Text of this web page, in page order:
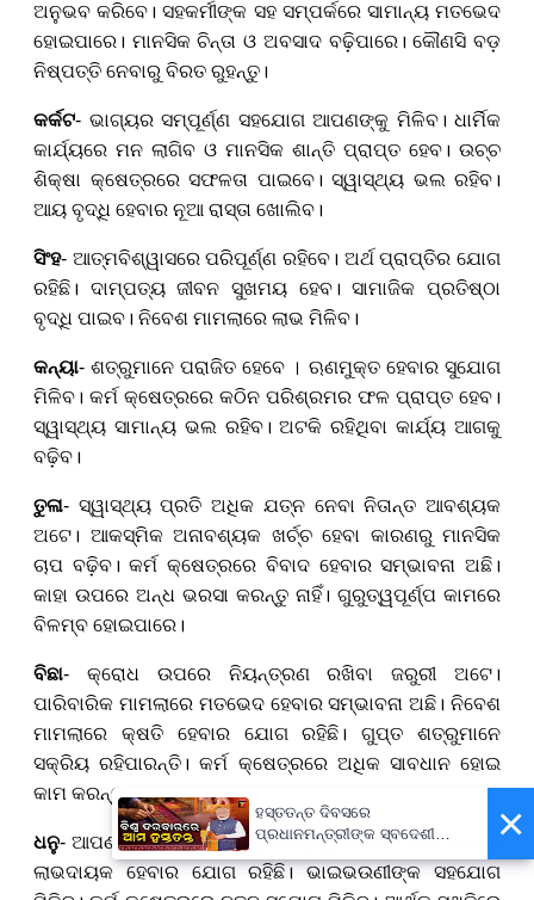
ଅନୁଭବ କରିବେ। ସହକର୍ମୀଙ୍କ ସହ ସମ୍ପର୍କରେ ସାମାନ୍ୟ ମତଭେଦ
ହୋଇପାରେ। ମାନସିକ ଚିନ୍ତା ଓ ଅବସାଦ ବଢ଼ିପାରେ। କୌଣସି ବଡ଼
ନିଷ୍ପତ୍ତି ନେବାରୁ ବିରତ ରୁହନ୍ତୁ।
କର୍କଟ- ଭାଗ୍ୟର ସମ୍ପୂର୍ଣ୍ଣ ସହଯୋଗ ଆପଣଙ୍କୁ ମିଳିବ। ଧାର୍ମିକ
କାର୍ଯ୍ୟରେ ମନ ଲାଗିବ ଓ ମାନସିକ ଶାନ୍ତି ପ୍ରାପ୍ତ ହେବ। ଉଚ୍ଚ
ଶିକ୍ଷା କ୍ଷେତ୍ରରେ ସଫଳତା ପାଇବେ। ସ୍ୱାସ୍ଥ୍ୟ ଭଲ ରହିବ।
ଆୟ ବୃଦ୍ଧି ହେବାର ନୂଆ ରାସ୍ତା ଖୋଲିବ ।
ସିଂହ- ଆତ୍ମବିଶ୍ୱାସରେ ପରିପୂର୍ଣ୍ଣରହିବେ । ଅର୍ଥ ପ୍ରାପ୍ତିର ଯୋଗ
ରହିଛି। ଦାମ୍ପତ୍ୟ ଜୀବନ ସୁଖମୟ ହେବ। ସାମାଜିକ ପ୍ରତିଷ୍ଠା
ବୃଦ୍ଧି ପାଇବ। ନିବେଶ ମାମଲାରେ ଲାଭ ମିଳିବ।
କନ୍ୟା- ଶତ୍ରୁମାନେ ପରାଜିତ ହେବେ ।ଋଣମୁକ୍ତ ହେବାର ସୁଯୋଗ
ମିଳିବ। କର୍ମ କ୍ଷେତ୍ରରେ କଠିନ ପରିଶ୍ରମର ଫଳ ପ୍ରାପ୍ତ ହେବ।
ସ୍ୱାସ୍ଥ୍ୟ ସାମାନ୍ୟ ଭଲ ରହିବ। ଅଟକି ରହିଥିବା କାର୍ଯ୍ୟ ଆଗକୁ
ବଢ଼ିବ।
ତୁଳା- ସ୍ୱାସ୍ଥ୍ୟ ପ୍ରତି ଅଧିକ ଯତ୍ନ ନେବା ନିତାନ୍ତ ଆବଶ୍ୟକ
ଅଟେ। ଆକସ୍ମିକ ଅନାବଶ୍ୟକ ଖର୍ଚ୍ଚ ହେବା କାରଣରୁ ମାନସିକ
ଚାପ ବଢ଼ିବ। କର୍ମ କ୍ଷେତ୍ରରେ ବିବାଦ ହେବାର ସମ୍ଭାବନା ଅଛି।
କାହା ଉପରେ ଅନ୍ଧ ଭରସା କରନ୍ତୁ ନାହିଁ। ଗୁରୁତ୍ୱପୂର୍ଣ୍ପ କାମରେ
ବିଳମ୍ବ ହୋଇପାରେ।
ବିଛା- କ୍ରୋଧ ଉପରେ ନିୟନ୍ତ୍ରଣ ରଖିବା ଜରୁରୀ ଅଟେ।
ପାରିବାରିକ ମାମଲାରେ ମତଭେଦ ହେବାର ସମ୍ଭାବନା ଅଛି। ନିବେଶ
ମାମଲାରେ କ୍ଷତି ହେବାର ଯୋଗ ରହିଛି। ଗୁପ୍ତ ଶତ୍ରୁମାନେ
ସକ୍ରିୟ ରହିପାରନ୍ତି। କର୍ମ କ୍ଷେତ୍ରରେ ଅଧିକ ସାବଧାନ ହୋଇ
କାମ କରନ୍ତୁ।
ଧନୁ- ଆପଣଙ୍କ ସାହସ ଓ ପରାକ୍ରମ ବୃଦ୍ଧି ପାଇବ। ଛୋଟ ଯାତ୍ରା
ଲାଭଦାୟକ ହେବାର ଯୋଗ ରହିଛି। ଭାଇଭଉଣୀଙ୍କ ସହଯୋଗ
×
ହସ୍ତତନ୍ତ ଦିବସରେ
ପ୍ରଧାନମନ୍ତ୍ରୀଙ୍କ ସ୍ବଦେଶୀ
ବାର୍ତ୍ତା, ଗର୍ବର ସହ ପାଳନ କରିବାକୁ
ଆହ୍ବାନ